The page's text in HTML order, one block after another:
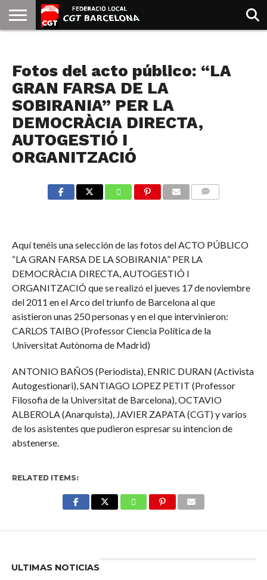
GOLDMAN
Fotos del acto público: “LA
GRAN FARSA DE LA
SOBIRANIA” PER LA
DEMOCRÀCIA DIRECTA,
AUTOGESTIÓ I
ORGANITZACIÓ
Aquí tenéis una selección de las fotos del ACTO PÚBLICO
“LA GRAN FARSA DE LA SOBIRANIA” PER LA
DEMOCRÀCIA DIRECTA, AUTOGESTIÓ I
ORGANITZACIÓ que se realizó el jueves 17 de noviembre
del 2011 en el Arco del triunfo de Barcelona al que
asistieron unas 250 personas y en el que intervinieron:
CARLOS TAIBO (Professor Ciencia Política de la
Universitat Autònoma de Madrid)
ANTONIO BAÑOS (Periodista), ENRIC DURAN (Activista
Autogestionari), SANTIAGO LOPEZ PETIT (Professor
Filosofia de la Universitat de Barcelona), OCTAVIO
ALBEROLA (Anarquista), JAVIER ZAPATA (CGT) y varios
de los asistentes que pudieron espresar su intencion de
abstenerse.
RELATED ITEMS:
ULTIMAS NOTICIAS